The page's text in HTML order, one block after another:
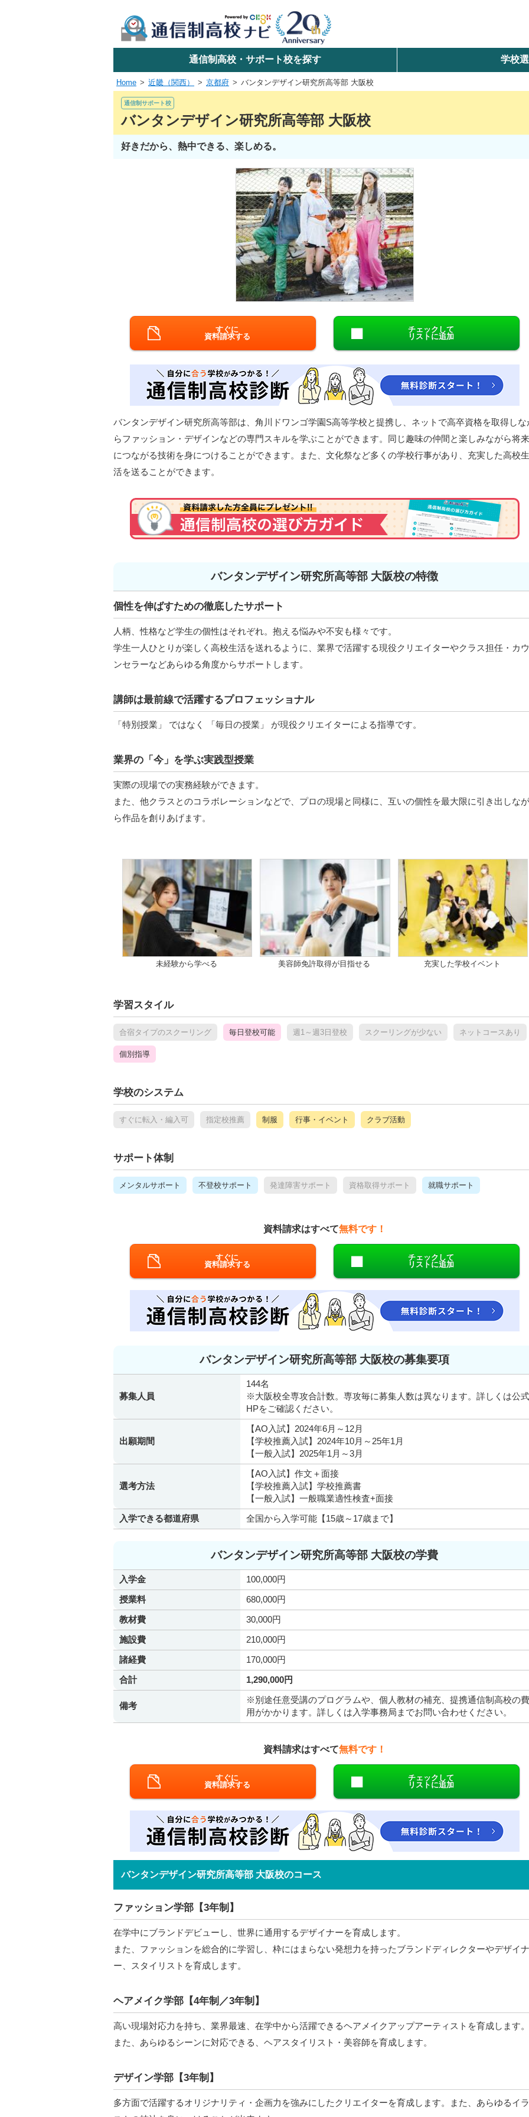
学校名で探す
検索
エリアを選択して探す
関東
北陸・甲信越
中国
九州・沖縄
閉じる
通信制高校・サポート校を探す 学校
Home 近畿（関西） 京都府 バンタンデザイン研究所高等部 大阪校
通信制サポート校
バンタンデザイン研究所高等部 大阪校
好きだから、熱中できる、楽しめる。
すぐに
資料請求する
チェックして
リストに追加
バンタンデザイン研究所高等部は、角川ドワンゴ学園S高等学校と提携し、ネットで高卒資格を取得しな
らファッション・デザインなどの専門スキルを学ぶことができます。同じ趣味の仲間と楽しみながら将来
につながる技術を身につけることができます。また、文化祭など多くの学校行事があり、充実した高校生
活を送ることができます。
バンタンデザイン研究所高等部 大阪校の特徴
個性を伸ばすための徹底したサポート
人柄、性格など学生の個性はそれぞれ。抱える悩みや不安も様々です。
学生一人ひとりが楽しく高校生活を送れるように、業界で活躍する現役クリエイターやクラス担任・カウ
ンセラーなどあらゆる角度からサポートします。
講師は最前線で活躍するプロフェッショナル
「特別授業」 ではなく 「毎日の授業」 が現役クリエイターによる指導です。
業界の「今」を学ぶ実践型授業
実際の現場での実務経験ができます。
また、他クラスとのコラボレーションなどで、プロの現場と同様に、互いの個性を最大限に引き出しなが
ら作品を創りあげます。
未経験から学べる 美容師免許取得が目指せる 充実した学校イベント
学習スタイル
合宿タイプのスクーリング 毎日登校可能 週1～週3日登校 スクーリングが少ない ネットコースあり
個別指導
学校のシステム
すぐに転入・編入可 指定校推薦 制服 行事・イベント クラブ活動
サポート体制
メンタルサポート 不登校サポート 発達障害サポート 資格取得サポート 就職サポート
資料請求はすべて無料です！
すぐに
資料請求する
チェックして
リストに追加
バンタンデザイン研究所高等部 大阪校の募集要項
募集人員
144名
※大阪校全専攻合計数。専攻毎に募集人数は異なります。詳しくは公式
HPをご確認ください。
出願期間
【AO入試】2024年6月～12月
【学校推薦入試】2024年10月～25年1月
【一般入試】2025年1月～3月
選考方法
【AO入試】作文＋面接
【学校推薦入試】学校推薦書
【一般入試】一般職業適性検査+面接
入学できる都道府県
全国から入学可能【15歳～17歳まで】
バンタンデザイン研究所高等部 大阪校の学費
入学金
100,000円
授業料
680,000円
教材費
30,000円
施設費
210,000円
諸経費
170,000円
合計
1,290,000円
備考
※別途任意受講のプログラムや、個人教材の補充、提携通信制高校の費
用がかかります。詳しくは入学事務局までお問い合わせください。
資料請求はすべて無料です！
すぐに
資料請求する
チェックして
リストに追加
バンタンデザイン研究所高等部 大阪校のコース
ファッション学部【3年制】
在学中にブランドデビューし、世界に通用するデザイナーを育成します。
また、ファッションを総合的に学習し、枠にはまらない発想力を持ったブランドディレクターやデザイナ
ー、スタイリストを育成します。
ヘアメイク学部【4年制／3年制】
高い現場対応力を持ち、業界最速、在学中から活躍できるヘアメイクアップアーティストを育成します。
また、あらゆるシーンに対応できる、ヘアスタイリスト・美容師を育成します。
デザイン学部【3年制】
多方面で活躍するオリジナリティ・企画力を強みにしたクリエイターを育成します。また、あらゆるイラ